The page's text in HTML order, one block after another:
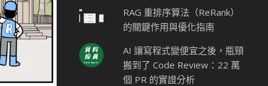
RAG 重排序算法（ReRank）
的關鍵作用與優化指南
AI 讓寫程式變便宜之後，瓶頸
搬到了 Code Review：22 萬
個 PR 的實證分析